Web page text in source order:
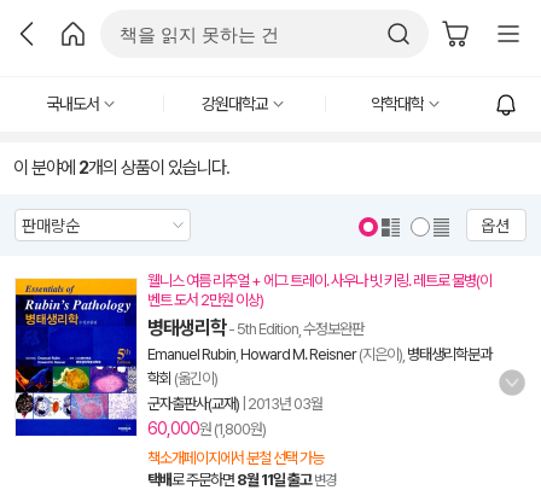
국내도서 강원대학교 약학대학
이 분야에 2개의 상품이 있습니다.
옵션
웰니스 여름 리추얼 + 에그 트레이. 사우나 빗 키링. 레트로 물병(이
벤트 도서 2만원 이상)
병태생리학- 5th Edition, 수정보완판
Emanuel Rubin Howard M. Reisner(지은이), 병태생리학분과
학회 (옮긴이)
군자출판사(교재) 2013년 03월
60,000원 (1,800원)
책소개페이지에서 분철 선택 가능
택배로 주문하면 8월 11일 출고 변경